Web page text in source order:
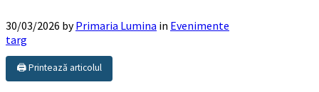
30/03/2026 byPrimaria Lumina in Evenimente
targ
🖨️ Printează articolul